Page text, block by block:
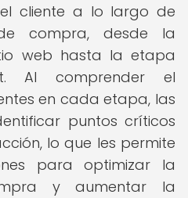
cliente a lo largo de
compra, desde la
web hasta la etapa
Al comprender el
en cada etapa, las
puntos críticos
lo que les permite
para optimizar la
y aumentar la